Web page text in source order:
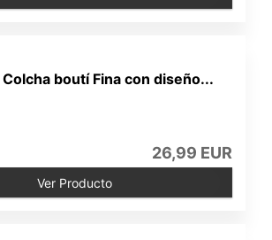
boutí Fina con diseño...
26,99 EUR
Ver Producto